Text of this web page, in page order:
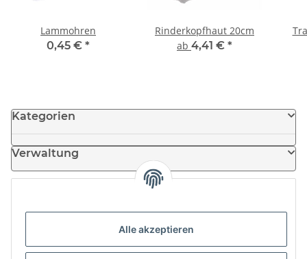
Alle akzeptieren
Lammohren
0,45 € *
Rinderkopfhaut 20cm
ab 4,41 € *
Kategorien
Verwaltung
News